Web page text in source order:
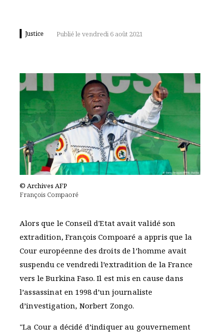
Justice Publié le vendredi 6 août 2021
© Archives AFP
François Compaoré
Alors que le Conseil d'Etat avait validé son
extradition, François Compoaré a appris que la
Cour européenne des droits de l’homme avait
suspendu ce vendredi l’extradition de la France
vers le Burkina Faso. Il est mis en cause dans
l’assassinat en 1998 d’un journaliste
d’investigation, Norbert Zongo.
"La Cour a décidé d’indiquer au gouvernement